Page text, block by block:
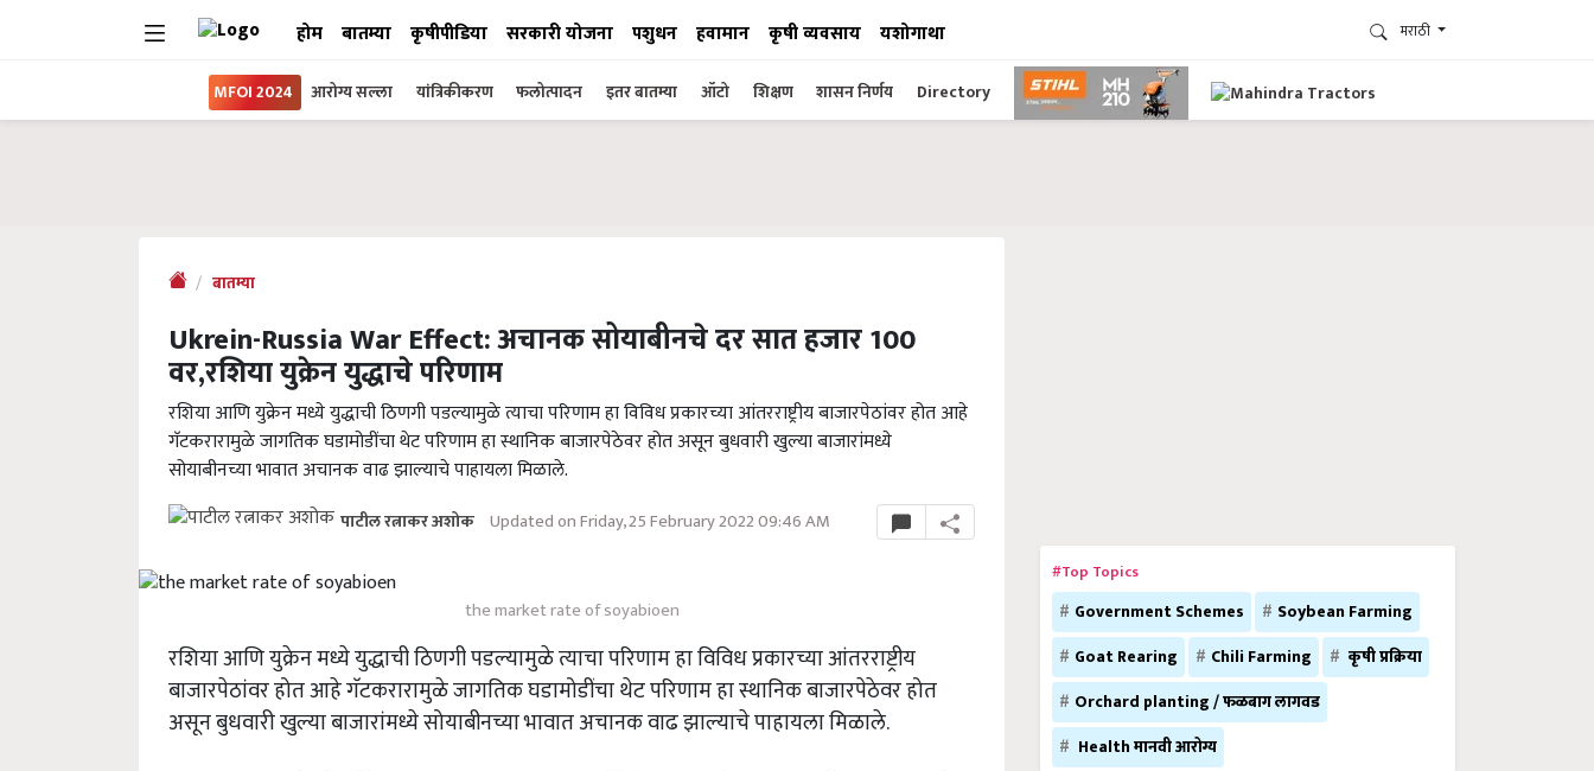
होम बातम्या कृषीपीडिया सरकारी योजना पशुधन हवामान कृषी व्यवसाय यशोगाथा मराठी
MFOI 2024 आरोग्य सल्ला यांत्रिकीकरण फलोत्पादन इतर बातम्या ऑटो शिक्षण शासन निर्णय Directory
बातम्या
Ukrein-Russia War Effect: अचानक सोयाबीनचे दर सात हजार 100
वर,रशिया युक्रेन युद्धाचे परिणाम
रशिया आणि युक्रेन मध्ये युद्धाची ठिणगी पडल्यामुळे त्याचा परिणाम हा विविध प्रकारच्या आंतरराष्ट्रीय बाजारपेठांवर होत आहे
गॅटकरारामुळे जागतिक घडामोडींचा थेट परिणाम हा स्थानिक बाजारपेठेवर होत असून बुधवारी खुल्या बाजारांमध्ये
सोयाबीनच्या भावात अचानक वाढ झाल्याचे पाहायला मिळाले.
पाटील रत्नाकर अशोक Updated on Friday, 25 February 2022 09:46 AM
the market rate of soyabioen
रशिया आणि युक्रेन मध्ये युद्धाची ठिणगी पडल्यामुळे त्याचा परिणाम हा विविध प्रकारच्या आंतरराष्ट्रीय
बाजारपेठांवर होत आहे गॅटकरारामुळे जागतिक घडामोडींचा थेट परिणाम हा स्थानिक बाजारपेठेवर होत
असून बुधवारी खुल्या बाजारांमध्ये सोयाबीनच्या भावात अचानक वाढ झाल्याचे पाहायला मिळाले.
#Top Topics
Government Schemes
Soybean Farming
Goat Rearing
Chili Farming
कृषी प्रक्रिया
Orchard planting / फळबाग लागवड
Health मानवी आरोग्य